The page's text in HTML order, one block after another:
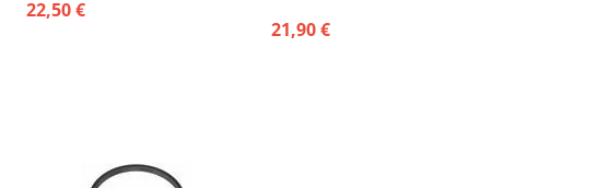
22,50 €
21,90 €